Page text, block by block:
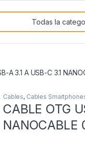
A 3.1 A USB-C 3.1
Cables, Cables
CABLE OTG
NANOCABLE